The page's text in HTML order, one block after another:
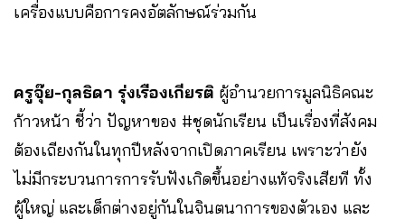
เครื่องแบบคือการคงอัตลักษณ์ร่วมกัน
ครูจุ๊ย-กุลธิดา รุ่งเรืองเกียรติ ผู้อํานวยการมูลนิธิคณะ
ก้าวหน้า ชี้ว่า ปัญหาของ #ชุดนักเรียน เป็นเรื่องที่สังคม
ต้องเถียงกันในทุกปีหลังจากเปิดภาคเรียน เพราะว่ายัง
ไม่มีกระบวนการการรับฟังเกิดขึ้นอย่างแท้จริงเสียที ทั้ง
ผู้ใหญ่ และเด็กต่างอยู่กันในจินตนาการของตัวเอง และ